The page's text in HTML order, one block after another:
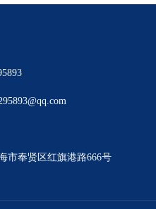
市奉贤区红旗港路666号